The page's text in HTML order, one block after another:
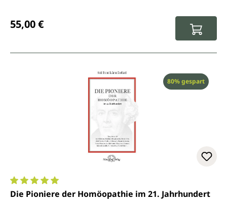
55,00 €
Rabatt
80% gespart
Durchschnittliche Bewertung von 5 von 5 Sternen
Die Pioniere der Homöopathie im 21. Jahrhundert